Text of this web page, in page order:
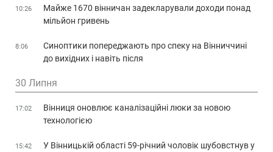
10:26
Майже 1670 вінничан задекларували доходи понад
мільйон гривень
8:06
Синоптики попереджають про спеку на Вінниччині
до вихідних і навіть після
30 Липня
17:02
Вінниця оновлює каналізаційні люки за новою
технологією
15:42
У Вінницькій області 59-річний чоловік шубовстнув у